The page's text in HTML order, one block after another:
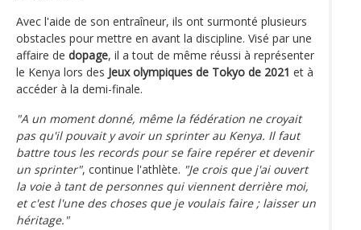
Avec l'aide de son entraîneur, ils ont surmonté plusieurs
obstacles pour mettre en avant la discipline. Visé par une
affaire de dopage, il a tout de même réussi à représenter
le Kenya lors des Jeux olympiques de Tokyo de 2021 et à
accéder à la demi-finale.
"A un moment donné, même la fédération ne croyait
pas qu'il pouvait y avoir un sprinter au Kenya. Il faut
battre tous les records pour se faire repérer et devenir
un sprinter", continue l'athlète. "Je crois que j'ai ouvert
la voie à tant de personnes qui viennent derrière moi,
et c'est l'une des choses que je voulais faire ; laisser un
héritage."